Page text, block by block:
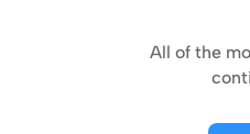
All of the